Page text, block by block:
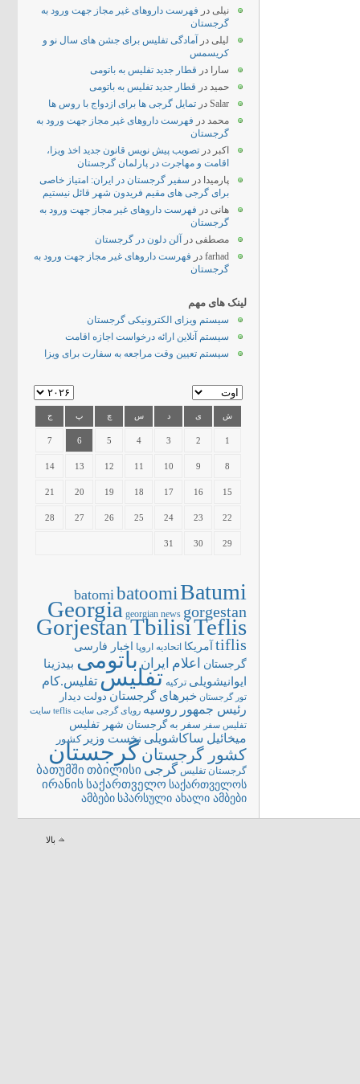
نیلی در فهرست داروهای غیر مجاز جهت ورود به
گرجستان
لیلی در
آمادگی تفلیس برای جشن های سال نو و
کریسمس
سارا
در قطار جدید تفلیس به باتومی
حمید در قطار جدید تفلیس به باتومی
Salar در تمایل گرجی ها برای ازدواج با روس ها
محمد در فهرست داروهای غیر مجاز جهت ورود به
گرجستان
اکبر در تصویب پیش نویس قانون جدید اخذ ویزا،
اقامت و مهاجرت در پارلمان گرجستان
پارمیدا در سفیر گرجستان در ایران: امتیاز خاصی
برای گرجی های مقیم فریدون شهر قائل نیستیم
هانی در فهرست داروهای غیر مجاز جهت ورود به
گرجستان
مصطفی در
آلن دلون در گرجستان
farhad در فهرست داروهای غیر مجاز جهت ورود به
گرجستان
لینک های مهم
سیستم ویزای الکترونیکی گرجستان
سیستم آنلاین ارائه درخواست اجازه اقامت
سیستم تعیین وقت مراجعه به سفارت برای ویزا
ش ی د س چ پ ج
1
2
3
4
5
6
7
8
9
10
11
12
13
14
15
16
17
18
19
20
21
22
23
24
25
26
27
28
29
30
31
batomibatoomiBatumi
Georgia georgian news gorgestan
GorjestanTbilisiTeflis
tiflis آمریکا اتحادیه اروپا
اخبار فارسی
گرجستان
اعلام ایران باتومی بیدزینا
ایوانیشویلی ترکیه تفلیستفلیس.کام
تور گرجستان خبرهای گرجستان دولت دیدار
رئیس جمهور روسیه رویای گرجی سایت teflis
سایت
تفلیس سفر سفر به گرجستان شهر تفلیس
میخائیل ساکاشویلی نخست وزیر کشور
کشور گرجستانگرجستان
گرجستان تفلیس گرجی ბათუმში თბილისი
ირანის საქართველო საქართველოს
ამბები სპარსული ახალი ამბები
بالا